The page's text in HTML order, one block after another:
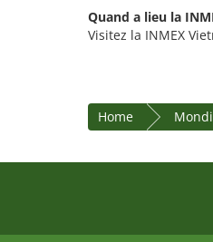
Quand a lieu la
Visitez la INMEX
Home